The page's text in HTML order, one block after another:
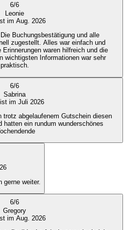
6/6
Leonie
im Aug. 2026
Buchungsbestätigung und alle
zugestellt. Alles war einfach und
waren hilfreich und die
wichtigsten Informationen war sehr
praktisch.
6/6
Sabrina
im Juli 2026
trotz abgelaufenem Gutschein diesen
hatten ein rundum wunderschönes
gerne weiter.
6/6
Gregory
im Aug. 2026